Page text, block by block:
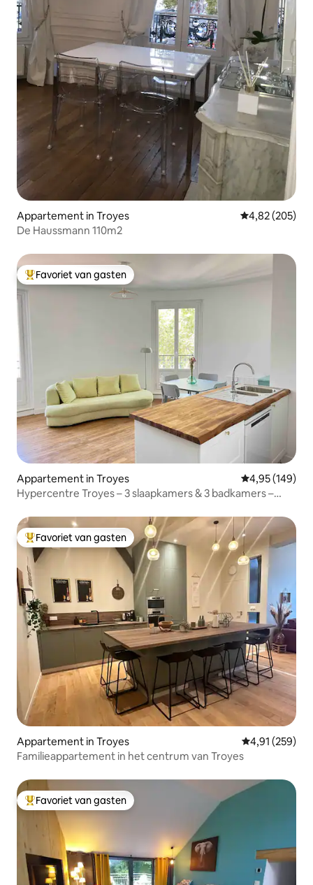
Appartement in Troyes Gemiddelde
4,82 (205)
De Haussmann 110m2
Topfavoriet van gasten
Favoriet van gasten
Appartement in Troyes Gemiddelde
4,95 (149)
Hypercentre Troyes – 3 slaapkamers & 3 badkamers –
Topfavoriet van gasten
Favoriet van gasten
Appartement in Troyes Gemiddelde
4,91 (259)
Familieappartement in het centrum van Troyes
Topfavoriet van gasten
Favoriet van gasten